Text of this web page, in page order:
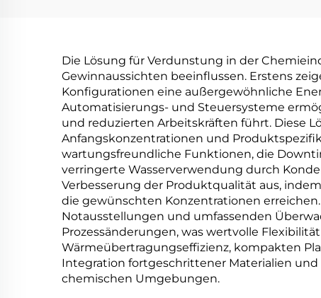
Rückgewinnungsanlage
Die Lösung für Verdunstung in der
Gewinnaussichten beeinflussen. Erstens
Konfigurationen eine außergewöhnliche
Automatisierungs- und Steuersysteme
und reduzierten Arbeitskräften führt. Diese
Anfangskonzentrationen und
wartungsfreundliche Funktionen, die
verringerte Wasserverwendung durch
Verbesserung der Produktqualität aus,
die gewünschten Konzentrationen
Notausstellungen und umfassenden
Prozessänderungen, was wertvolle
Wärmeübertragungseffizienz, kompakten
Integration fortgeschrittener Materialien
chemischen Umgebungen.